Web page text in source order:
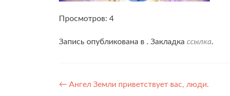
Просмотров: 4
Запись опубликована в . Закладка ссылка.
Навигация
← Ангел Земли приветствует вас, люди.